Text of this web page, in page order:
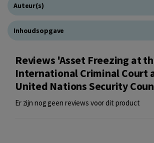
Auteur(s)
Inhoudsopgave
Reviews 'Asset Freezing at
International Criminal Court
United Nations Security
Er zijn nog geen reviews voor dit product